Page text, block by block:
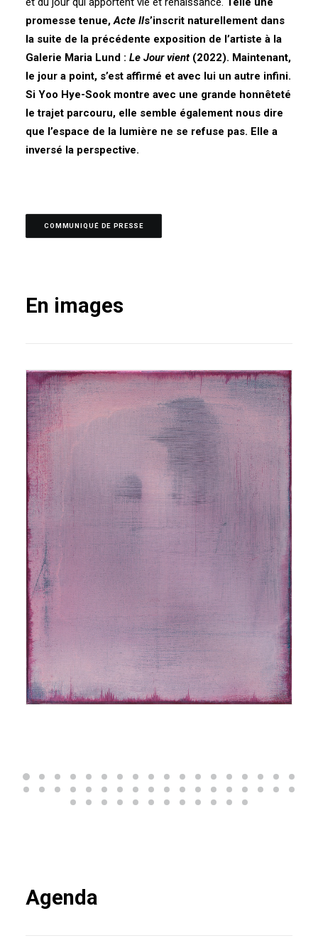
promesse tenue,Acte IIs’inscrit naturellement dans
la suite de la précédente exposition de l’artiste à la
Galerie Maria Lund : Le Jour vient(2022). Maintenant,
le jour a point, s’est affirmé et avec lui un autre infini.
Si Yoo Hye-Sook montre avec une grande honnêteté
le trajet parcouru, elle semble également nous dire
que l’espace de la lumière ne se refuse pas. Elle a
inversé la perspective.
COMMUNIQUÉ DE PRESSE
En images
Agenda